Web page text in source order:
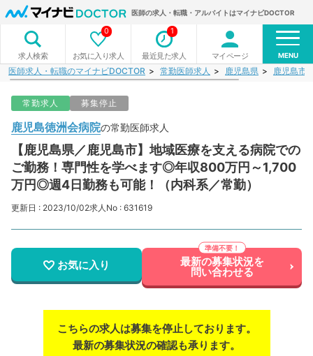
医師の求人・転職・アルバイトはマイナビDOCTOR
求人検索 お気に入り求人
0
最近見た求人
1
マイページ MENU
医師求人・転職のマイナビDOCTOR 常勤医師求人 鹿児島県 鹿児島市
常勤求人 募集停止
鹿児島徳洲会病院の常勤医師求人
【鹿児島県／鹿児島市】地域医療を支える病院での
ご勤務！専門性を学べます◎年収800万円～1,700
万円◎週4日勤務も可能！（内科系／常勤）
更新日 : 2023/10/02求人No : 631619
お気に入り 最新の募集状況を
問い合わせる
こちらの求人は募集を停止しております。
最新の募集状況の確認も承ります。